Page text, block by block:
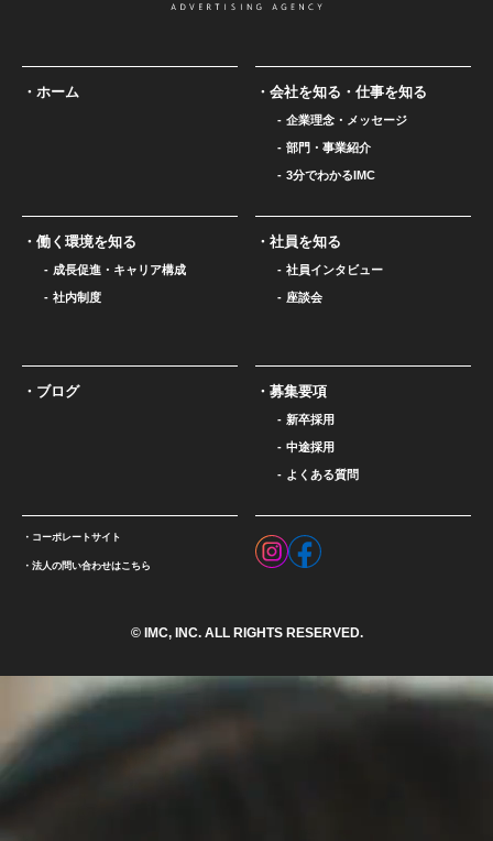
ホーム 会社を知る・仕事を知る
企業理念・メッセージ
部門・事業紹介
3分でわかるIMC
働く環境を知る
成長促進・キャリア構成
社内制度
社員を知る
社員インタビュー
座談会
ブログ 募集要項
新卒採用
中途採用
よくある質問
コーポレートサイト
法人の問い合わせはこちら
© IMC, INC. ALL RIGHTS RESERVED.